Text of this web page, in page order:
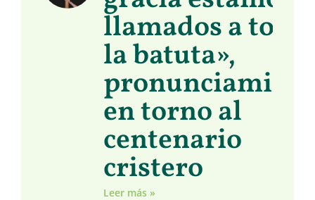
llamados a
la batuta»,
en torno al
centenario
cristero
Leer más »